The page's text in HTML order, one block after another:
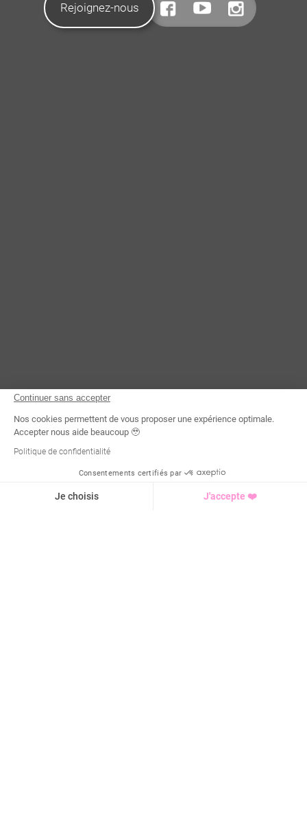
Rejoignez-nous
Continuer sans accepter
Nos cookies permettent de vous proposer une expérience optimale.
Accepter nous aide beaucoup 🥹
Politique de confidentialité
Consentements certifiés par
Je choisis J'accepte ❤️